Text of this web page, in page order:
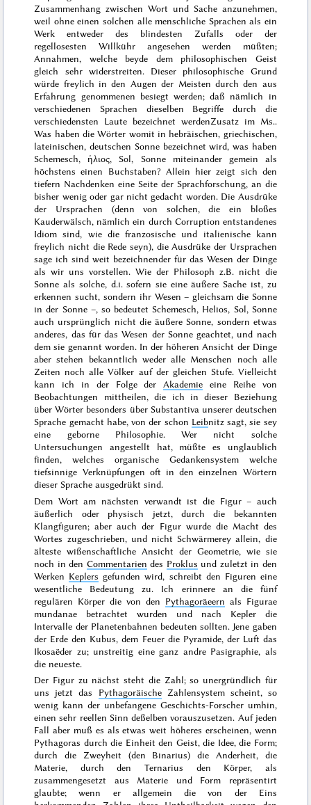
Zusammenhang zwischen Wort und Sache anzunehmen,
weil ohne einen solchen alle menschliche Sprachen als ein
Werk entweder des blindesten Zufalls oder der
regellosesten Willkühr angesehen werden müßten;
Annahmen, welche beyde dem philosophischen Geist
gleich sehr widerstreiten. Dieser philosophische Grund
würde freylich in den Augen der Meisten durch den aus
Erfahrung genommenen besiegt werden;daß nämlich in
verschiedenen Sprachen dieselben Begriffe durch die
verschiedensten Laute bezeichnet werdenZusatz im Ms..
Was haben die Wörter womit in hebräischen, griechischen,
lateinischen, deutschen Sonnebezeichnet wird, was haben
Schemesch, ἡλιος, Sol, Sonne miteinander gemein als
höchstens einen Buchstaben? Allein hier zeigt sich den
tiefern Nachdenken eine Seite der Sprachforschung, an die
bisher wenig oder gar nicht gedacht worden. Die Ausdrüke
der Ursprachen (denn von solchen, die ein bloßes
Kauderwälsch, nämlich ein durch Corruption entstandenes
Idiom sind, wie die franzosische und italienische kann
freylich nicht die Rede seyn), die Ausdrüke der Ursprachen
sage ich sind weit bezeichnender für das Wesen der Dinge
als wir uns vorstellen. Wie der Philosoph z.B. nicht die
Sonne als solche, d.i. sofern sie eine äußere Sache ist, zu
erkennen sucht, sondern ihr Wesen – gleichsam die Sonne
in der Sonne –, so bedeutet Schemesch, Helios, Sol, Sonne
auch ursprünglich nicht die äußere Sonne, sondern etwas
anderes, das für das Wesen der Sonne geachtet, und nach
dem sie genannt worden. In der höheren Ansicht der Dinge
aber stehen bekanntlich weder alle Menschen noch alle
Zeiten noch alle Völker auf der gleichen Stufe. Vielleicht
kann ich in der Folge derAkademie eine Reihe von
Beobachtungen mittheilen, die ich in dieser Beziehung
über Wörter besonders über Substantiva unserer deutschen
Sprache gemacht habe, von der schon Leibnitz sagt, sie sey
eine geborne Philosophie. Wer nicht solche
Untersuchungen angestellt hat, müßte es unglaublich
finden, welches organische Gedankensystem welche
tiefsinnige Verknüpfungen oft in den einzelnen Wörtern
dieser Sprache ausgedrükt sind.
Dem Wort am nächsten verwandt ist die Figur– auch
äußerlich oder physisch jetzt, durch die bekannten
Klangfiguren; aber auch der Figur wurde die Macht des
Wortes zugeschrieben, und nicht Schwärmerey allein, die
älteste wißenschaftliche Ansicht der Geometrie, wie sie
noch in den Commentarien des Proklus und zuletzt in den
Werken Keplers gefunden wird, schreibt den Figuren eine
wesentliche Bedeutung zu. Ich erinnere an die fünf
regulären Körper die von den Pythagoräeern als Figurae
mundanae betrachtet wurden und nach Kepler die
Intervalle der Planetenbahnen bedeuten sollten. Jene gaben
der Erde den Kubus, dem Feuer die Pyramide, der Luft das
Ikosaëder zu; unstreitig eine ganz andre Pasigraphie, als
die neueste.
Der Figur zu nächst steht die Zahl; so unergründlich für
uns jetzt das PythagoräischeZahlensystem scheint, so
wenig kann der unbefangene Geschichts-Forscher umhin,
einen sehr reellen Sinn deßelben vorauszusetzen. Auf jeden
Fall aber muß es als etwas weit höheres erscheinen, wenn
Pythagoras durch die Einheit den Geist, die Idee, die Form;
durch die Zweyheit (den Binarius) die Anderheit, die
Materie, durch den Ternarius den Körper, als
zusammengesetzt aus Materie und Form repräsentirt
glaubte; wenn er allgemein die von der Eins